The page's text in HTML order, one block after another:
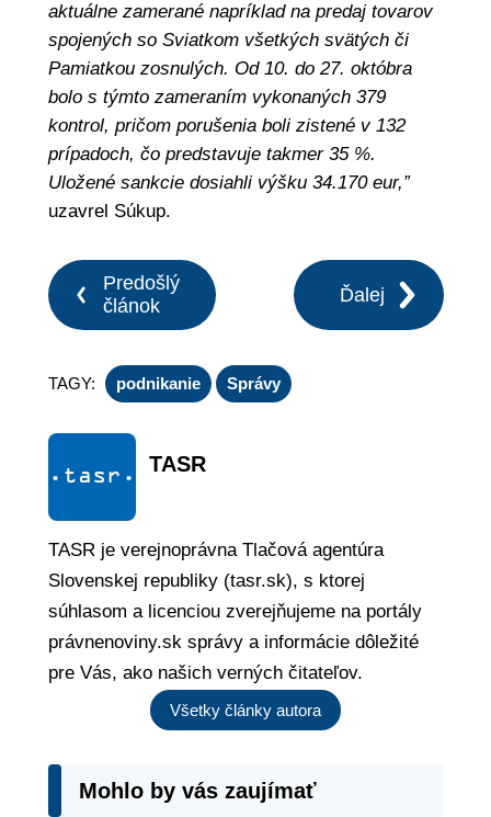
aktuálne zamerané napríklad na predaj tovarov
spojených so Sviatkom všetkých svätých či
Pamiatkou zosnulých. Od 10. do 27. októbra
bolo s týmto zameraním vykonaných 379
kontrol, pričom porušenia boli zistené v 132
prípadoch, čo predstavuje takmer 35 %.
Uložené sankcie dosiahli výšku 34.170 eur,”
uzavrel Súkup.
Predošlý
článok
Ďalej
TAGY: podnikanie Správy
TASR
TASR je verejnoprávna Tlačová agentúra
Slovenskej republiky (tasr.sk), s ktorej
súhlasom a licenciou zverejňujeme na portály
právnenoviny.sk správy a informácie dôležité
pre Vás, ako našich verných čitateľov.
Všetky články autora
Mohlo by vás zaujímať